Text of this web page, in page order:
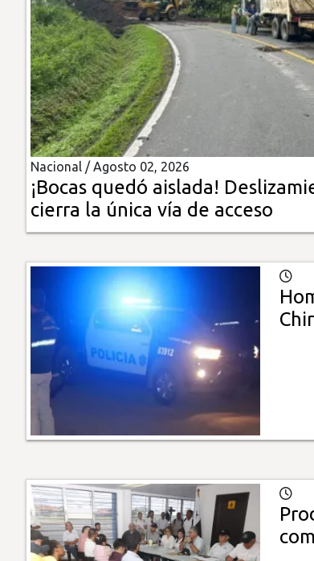
Deportes
Mundo
Insólitas
Multimedia
Impreso
Nacional /Agosto 02, 2026
¡Bocas quedó aislada!
cierra la única vía de acceso